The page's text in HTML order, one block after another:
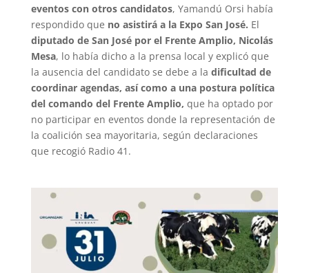
eventos con otros candidatos, Yamandú Orsi había
respondido que no asistirá a la Expo San José. El
diputado de San José por el Frente Amplio, Nicolás
Mesa, lo había dicho a la prensa local y explicó que
la ausencia del candidato se debe a la dificultad de
coordinar agendas, así como a una postura política
del comando del Frente Amplio, que ha optado por
no participar en eventos donde la representación de
la coalición sea mayoritaria, según declaraciones
que recogió Radio 41.